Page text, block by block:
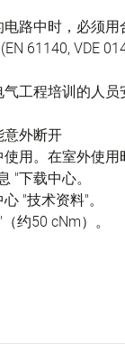
路中时，必须
61140, VDE
工程培训的人
意外断开
用。在室外使
"下载中心。
"技术资料"。
约50 cNm）。